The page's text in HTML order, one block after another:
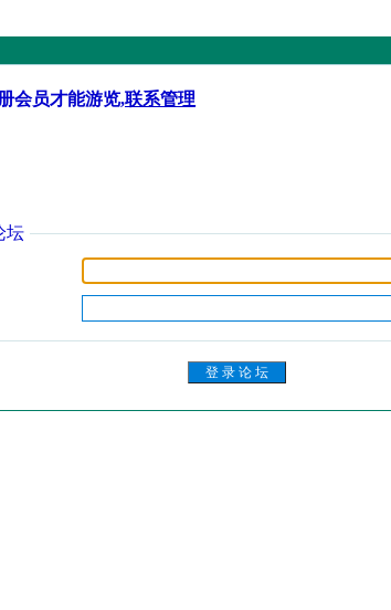
会员才能游览,联系管理
坛